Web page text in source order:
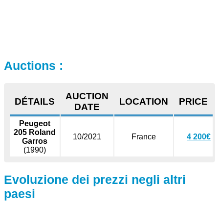
Auctions :
DÉTAILS
AUCTION
DATE
LOCATION PRICE
Peugeot
205 Roland
Garros
(1990)
10/2021 France 4 200€
Evoluzione dei prezzi negli altri
paesi